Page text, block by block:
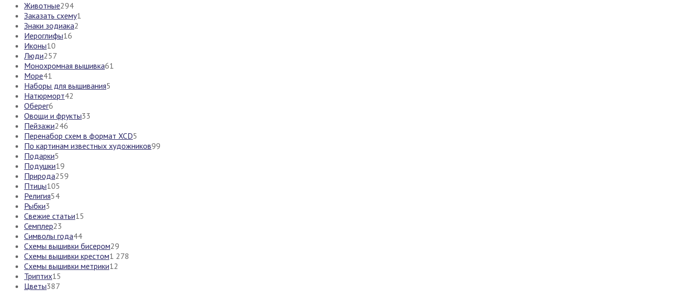
Животные294
Заказать схему1
Знаки зодиака2
Иероглифы16
Иконы10
Люди257
Монохромная вышивка61
Море41
Наборы для вышивания5
Натюрморт42
Оберег6
Овощи и фрукты33
Пейзажи246
Перенабор схем в формат XCD5
По картинам известных художников99
Подарки5
Подушки19
Природа259
Птицы105
Религия54
Рыбки3
Свежие статьи15
Семплер23
Символы года44
Схемы вышивки бисером29
Схемы вышивки крестом1 278
Схемы вышивки метрики12
Триптих15
Цветы387